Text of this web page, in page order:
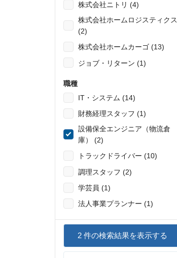
株式会社ニトリ (4)
株式会社ホームロジスティクス
(2)
株式会社ホームカーゴ (13)
ジョブ・リターン (1)
職種
IT・システム (14)
財務経理スタッフ (1)
設備保全エンジニア（物流倉
庫） (2)
トラックドライバー (10)
調理スタッフ (2)
学芸員 (1)
法人事業プランナー (1)
2件の検索結果を表示する